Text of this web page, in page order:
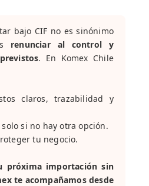
bajo CIF no es sinónimo
renunciar al control y
. En Komex Chile
claros, trazabilidad y
solo si no hay otra opción.
tu negocio.
próxima importación sin
te acompañamos desde